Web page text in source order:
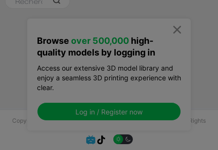
Copyright © 2025 Shenzhen Creality 3D Technology Co., Ltd All Rights
 
Browse over 500,000 high-
quality models by logging in
Access our extensive 3D model library and
enjoy a seamless 3D printing experience with
clear.
Log in / Register now
